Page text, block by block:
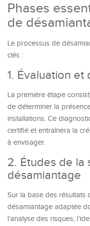
Phases
de
Le processus de
clés :
1. Évaluation et
La première étape
de déterminer la
installations. Ce
certifié et entraînera la
à envisager.
2. Études de la
désamiantage
Sur la base des résultats
désamiantage adaptée
l’analyse des risques,